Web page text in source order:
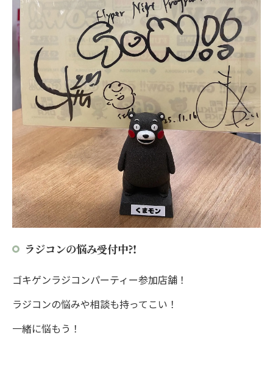
ラジコンの悩み受付中⁈
ゴキゲンラジコンパーティー参加店舗！
ラジコンの悩みや相談も持ってこい！
一緒に悩もう！